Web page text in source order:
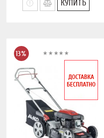
КУПИТЬ
13%